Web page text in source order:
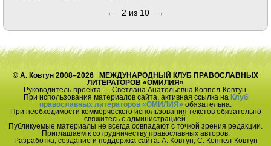
← 2 из 10 →
© А. Ковтун 2008–2026 МЕЖДУНАРОДНЫЙ КЛУБ ПРАВОСЛАВНЫХ
ЛИТЕРАТОРОВ «ОМИЛИЯ»
Руководитель проекта — Светлана Анатольевна Коппел-Ковтун.
При использования материалов сайта, активная ссылка на Клуб
православных литераторов «ОМИЛИЯ» обязательна.
При необходимости коммерческого использования текстов обязательно
свяжитесь с администрацией.
Публикуемые материалы не всегда совпадают с точкой зрения редакции.
Приглашаем к сотрудничеству православных авторов.
Разработка, создание и поддержка сайта: А. Ковтун, С. Коппел-Ковтун